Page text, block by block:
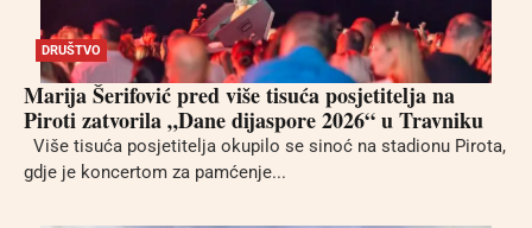
DRUŠTVO
Marija Šerifović pred više tisuća posjetitelja na
Piroti zatvorila „Dane dijaspore 2026“ u Travniku
Više tisuća posjetitelja okupilo se sinoć na stadionu Pirota,
gdje je koncertom za pamćenje...